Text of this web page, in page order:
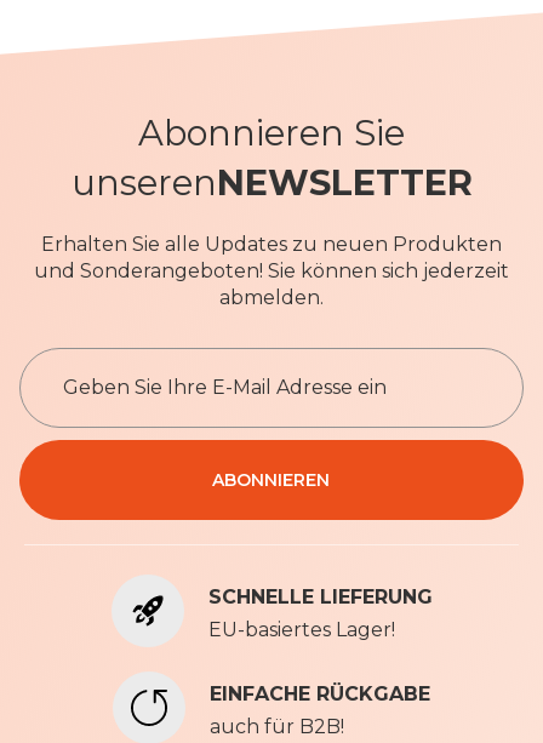
Abonnieren Sie
unserenNEWSLETTER
Erhalten Sie alle Updates zu neuen Produkten
und Sonderangeboten! Sie können sich jederzeit
abmelden.
M
e
l
e
n
Datenschutzbestimmungen
ABONNIEREN
SCHNELLE LIEFERUNG
EU-basiertes Lager!
EINFACHE RÜCKGABE
auch für B2B!